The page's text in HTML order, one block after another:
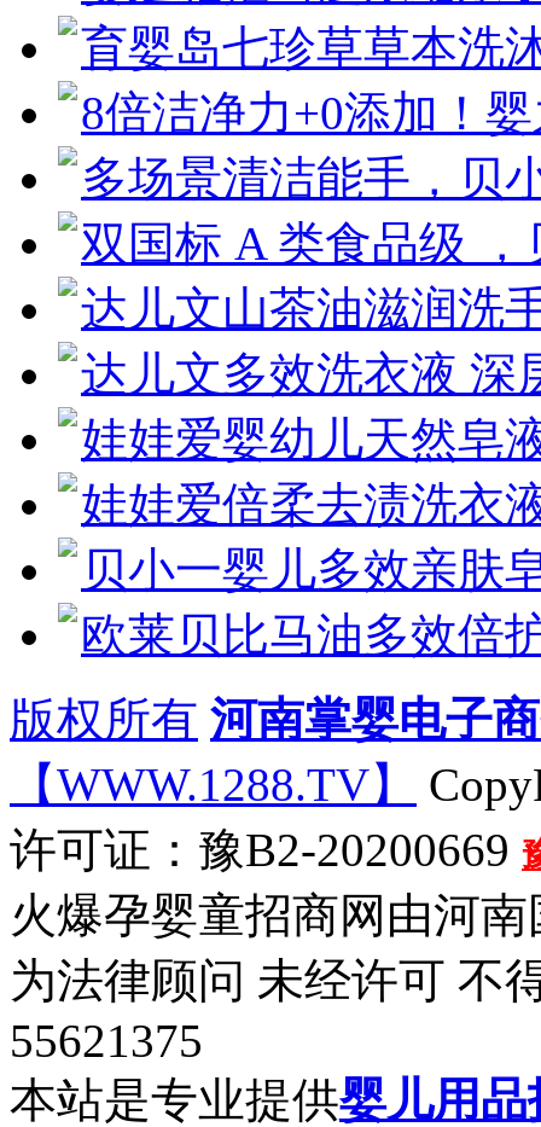
育婴岛七珍草草本洗
8倍洁净力+0添加！
多场景清洁能手，贝
双国标 A 类食品级 ，
达儿文山茶油滋润洗
达儿文多效洗衣液 深
娃娃爱婴幼儿天然皂
娃娃爱倍柔去渍洗衣
贝小一婴儿多效亲肤
欧莱贝比马油多效倍
版权所有 河南掌婴电子
【WWW.1288.TV】
许可证：豫B2-20200669
火爆孕婴童招商网由河
为法律顾问 未经许可 不
55621375
本站是专业提供婴儿用品